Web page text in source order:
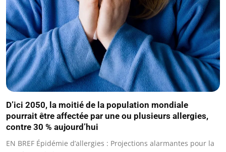
D’ici 2050, la moitié de la population mondiale
pourrait être affectée par une ou plusieurs allergies,
contre 30 % aujourd’hui
EN BREF Épidémie d’allergies : Projections alarmantes pour la